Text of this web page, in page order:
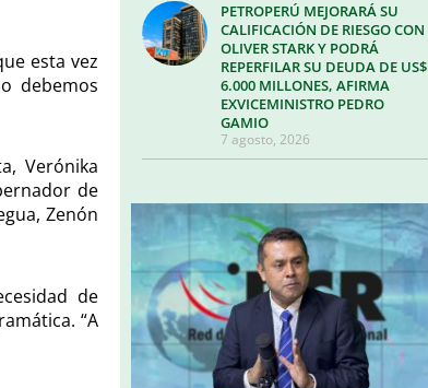
esta vez
debemos
Verónika
de
Zenón
de
“A
PETROPERÚ MEJORARÁ SU
CALIFICACIÓN DE RIESGO CON
OLIVER STARK Y PODRÁ
REPERFILAR SU DEUDA DE US$
6.000 MILLONES, AFIRMA
EXVICEMINISTRO PEDRO
GAMIO
7 agosto, 2026